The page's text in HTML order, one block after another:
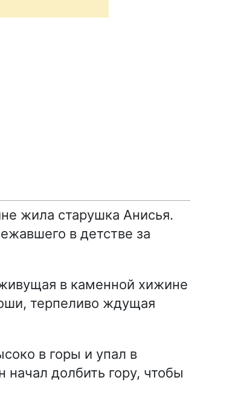
жила старушка Анисья.
в детстве за
в каменной хижине
терпеливо ждущая
в горы и упал в
начал долбить гору, чтобы